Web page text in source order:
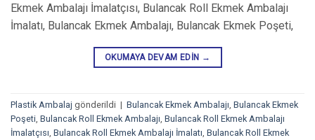
Ekmek Ambalajı İmalatçısı, Bulancak Roll Ekmek Ambalajı
İmalatı, Bulancak Ekmek Ambalajı, Bulancak Ekmek Poşeti,
OKUMAYA DEVAM EDIN →
Plastik Ambalaj gönderildi | Bulancak Ekmek Ambalajı Bulancak Ekmek
Poşeti Bulancak Roll Ekmek Ambalajı Bulancak Roll Ekmek Ambalajı
İmalatçısı Bulancak Roll Ekmek Ambalajı İmalatı Bulancak Roll Ekmek